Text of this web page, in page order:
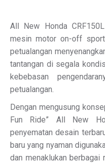
All New Honda
mesin motor on-off
petualangan
tantangan di segala
kebebasan
petualangan.
Dengan mengusung
Fun Ride” All New
penyematan desain
baru yang nyaman
dan menaklukan berbagai